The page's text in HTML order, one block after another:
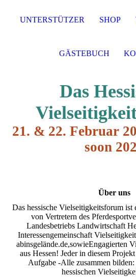
Das
21. & 22. Februar
soon
Über uns
Das hessische Vielseitigkeitsforum ist
von Vertretern des
Landesbetriebs Landwirtschaft
Interessengemeinschaft
abinsgelände.de,sowieEngagierten
aus Hessen! Jeder in diesem
Aufgabe -Alle zusammen bilden:
hessischen
UNTERSTÜTZER SHOP
GÄSTEBUCH